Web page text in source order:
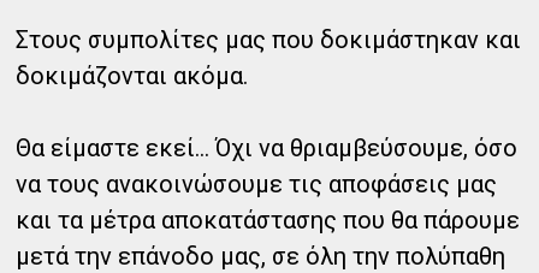
Στους συμπολίτες μας που δοκιμάστηκαν και
δοκιμάζονται ακόμα.
Θα είμαστε εκεί... Όχι να θριαμβεύσουμε, όσο
να τους ανακοινώσουμε τις αποφάσεις μας
και τα μέτρα αποκατάστασης που θα πάρουμε
μετά την επάνοδο μας, σε όλη την πολύπαθη